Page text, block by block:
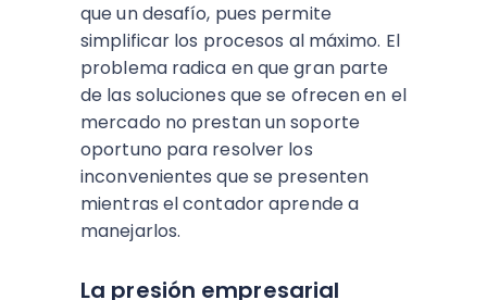
que un desafío, pues permite
simplificar los procesos al máximo. El
problema radica en que gran parte
de las soluciones que se ofrecen en el
mercado no prestan un soporte
oportuno para resolver los
inconvenientes que se presenten
mientras el contador aprende a
manejarlos.
La presión empresarial